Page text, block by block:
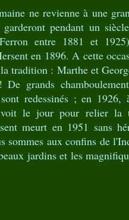
ne revienne à une
pendant un
entre 1881 et
en 1896. A cette
tradition : Marthe et
grands
redessinés ; en
voit le jour pour relier
meurt en 1951 sans
sommes aux confins de
jardins et les